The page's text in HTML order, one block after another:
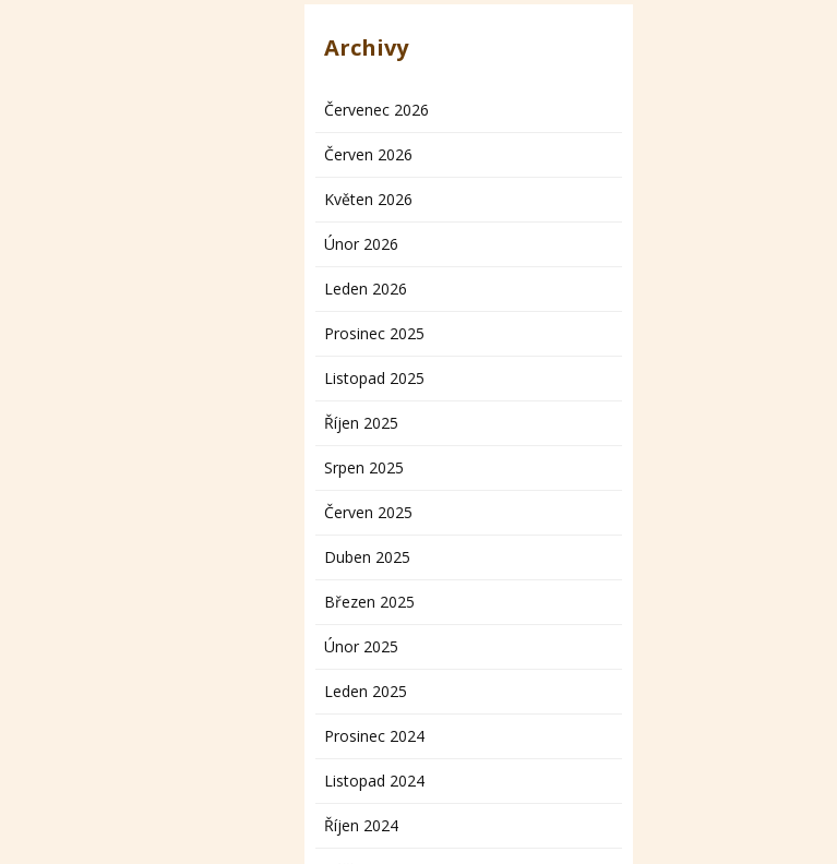
Archivy
Červenec 2026
Červen 2026
Květen 2026
Únor 2026
Leden 2026
Prosinec 2025
Listopad 2025
Říjen 2025
Srpen 2025
Červen 2025
Duben 2025
Březen 2025
Únor 2025
Leden 2025
Prosinec 2024
Listopad 2024
Říjen 2024